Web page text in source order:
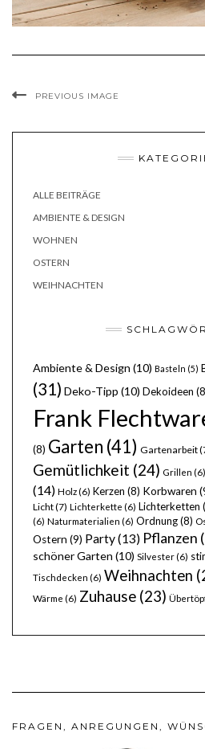
PREVIOUS IMAGE
ALLE BEITRÄGE
AMBIENTE & DESIGN
WOHNEN
OSTERN
WEIHNACHTEN
Ambiente & Design (10) Basteln (5)
(31) Deko-Tipp (10) Dekoideen
Frank
(8) Garten (41) Gartenarbeit
Gemütlichkeit (24) Grillen (6)
(14) Holz(6) Kerzen (8) Korbwaren
Licht(7) Lichterkette (6) Lichterketten
(6) Naturmaterialien (6) Ordnung(8)
Ostern (9) Party(13) Pflanzen
schöner Garten (10) Silvester(6)
Tischdecken (6) Weihnachten
Wärme (6) Zuhause (23)
FRAGEN, ANREGUNGEN,